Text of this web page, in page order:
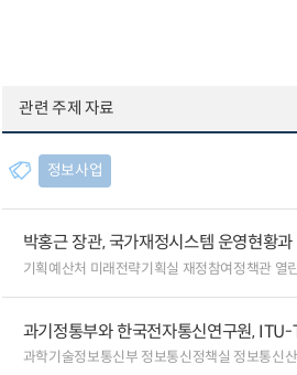
관련 주제 자료
정보사업
박홍근 장관, 국가재정시스템 운영현황
기획예산처 미래전략기획실 재정참여정책관 열
과기정통부와 한국전자통신연구원,
과학기술정보통신부 정보통신정책실 정보통신